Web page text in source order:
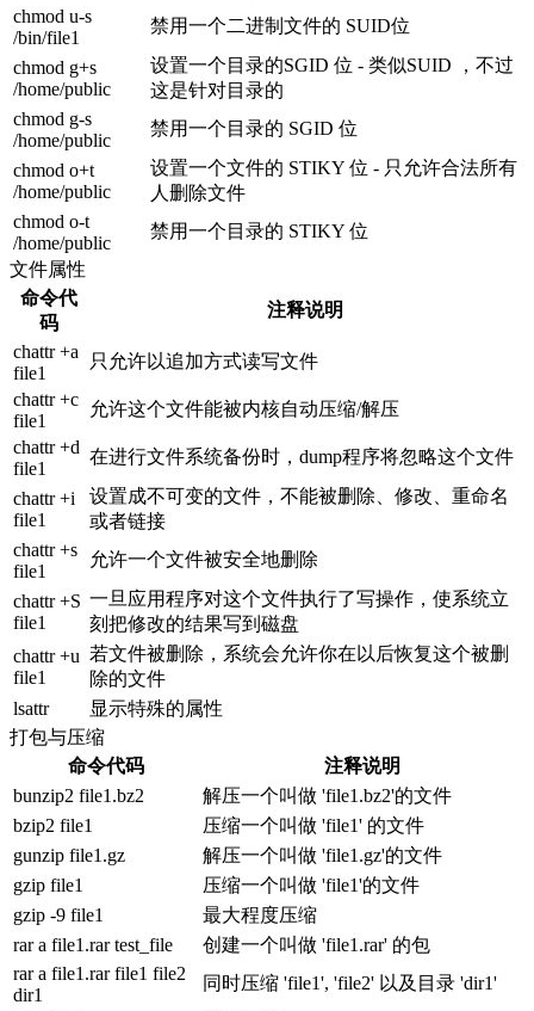
chmod u-s
/bin/file1
禁用一个二进制文件的 SUID位
chmod g+s
/home/public
设置一个目录的SGID 位 - 类似SUID ，不过
这是针对目录的
chmod g-s
/home/public
禁用一个目录的 SGID 位
chmod o+t
/home/public
设置一个文件的 STIKY 位 - 只允许合法所有
人删除文件
chmod o-t
/home/public
禁用一个目录的 STIKY 位
文件属性
命令代
码
注释说明
chattr +a
file1
只允许以追加方式读写文件
chattr +c
file1
允许这个文件能被内核自动压缩/解压
chattr +d
file1
在进行文件系统备份时，dump程序将忽略这个文件
chattr +i
file1
设置成不可变的文件，不能被删除、修改、重命名
或者链接
chattr +s
file1
允许一个文件被安全地删除
chattr +S
file1
一旦应用程序对这个文件执行了写操作，使系统立
刻把修改的结果写到磁盘
chattr +u
file1
若文件被删除，系统会允许你在以后恢复这个被删
除的文件
lsattr
显示特殊的属性
打包与压缩
命令代码
注释说明
bunzip2 file1.bz2
解压一个叫做 'file1.bz2'的文件
bzip2 file1
压缩一个叫做 'file1' 的文件
gunzip file1.gz
解压一个叫做 'file1.gz'的文件
gzip file1
压缩一个叫做 'file1'的文件
gzip -9 file1
最大程度压缩
rar a file1.rar test_file
创建一个叫做 'file1.rar' 的包
rar a file1.rar file1 file2
dir1
同时压缩 'file1', 'file2' 以及目录 'dir1'